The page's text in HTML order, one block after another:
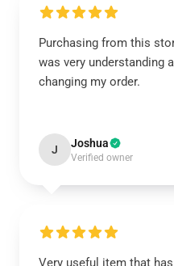
Purchasing from this
was very understanding
changing my order.
J Joshua
Verified owner
Very useful item that